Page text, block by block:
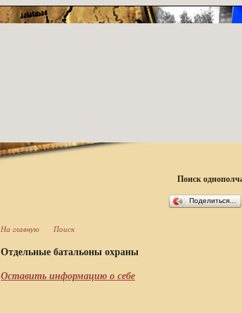
Поиск
Поделиться…
На главную Поиск
Отдельные батальоны охраны
Оставить информацию о себе